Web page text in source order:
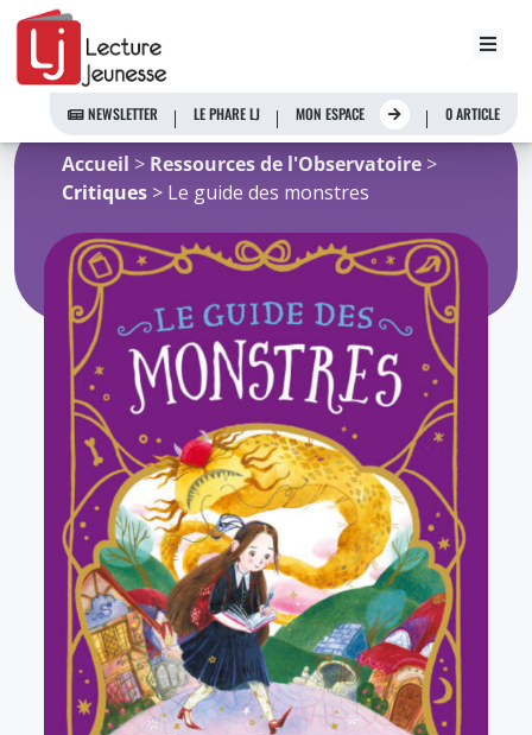
Aller
contenu
NEWSLETTER LE PHARE LJ MON ESPACE 0 ARTICLE
Accueil > Ressources de l'Observatoire >
Critiques > Le guide des monstres